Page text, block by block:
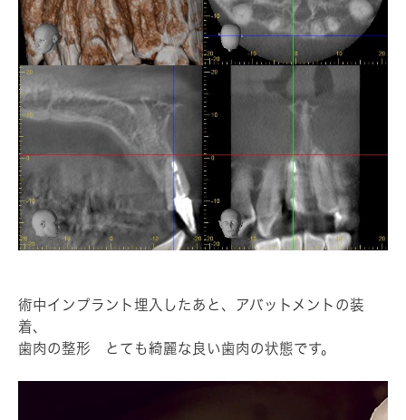
術中インプラント埋入したあと、アバットメントの装
着、
歯肉の整形 とても綺麗な良い歯肉の状態です。